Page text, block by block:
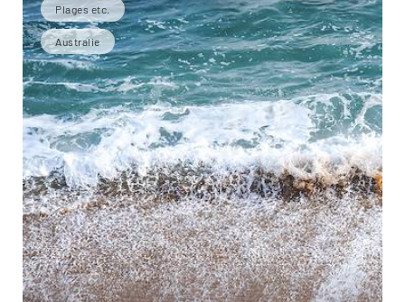
Plages etc.
Australie